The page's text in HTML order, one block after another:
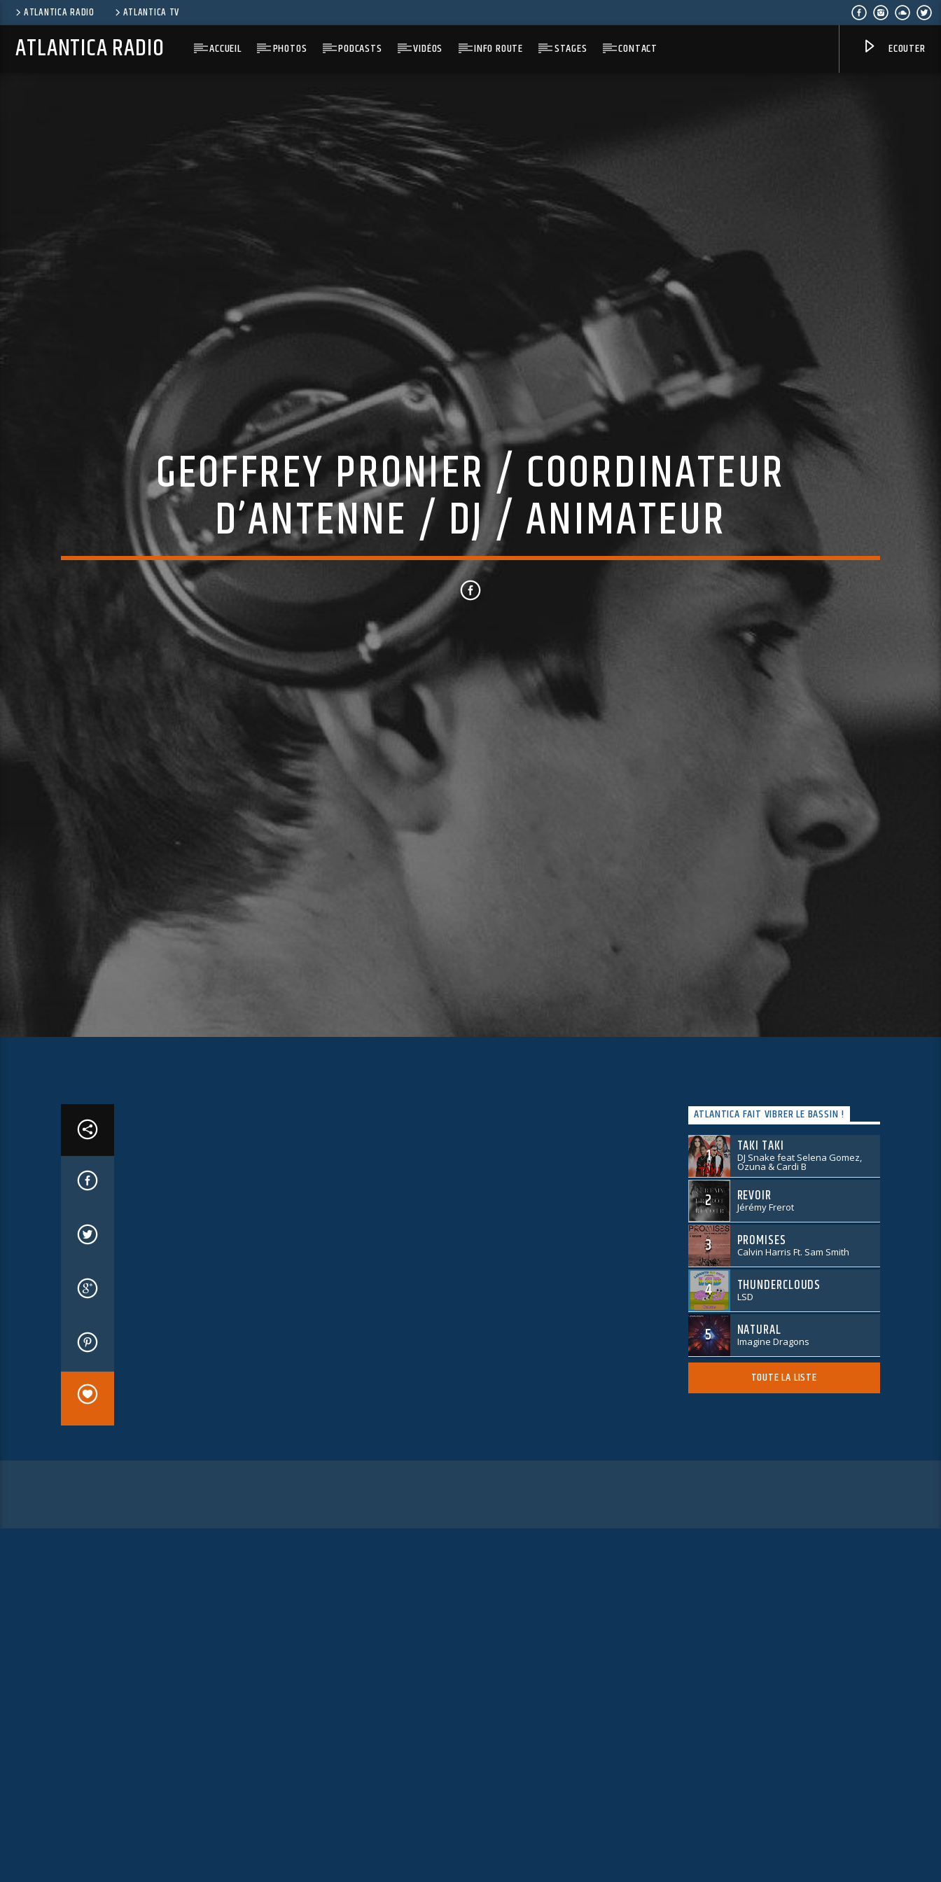
ATLANTICA RADIO ATLANTICA TV
ATLANTICA RADIO ACCUEIL PHOTOS PODCASTS VIDÉOS INFO ROUTE STAGES CONTACT ECOUTER
GEOFFREY PRONIER / COORDINATEUR
D’ANTENNE / DJ / ANIMATEUR
ATLANTICA FAIT VIBRER LE BASSIN !
1 TAKI TAKI
DJ Snake feat Selena Gomez,
Ozuna & Cardi B
2 REVOIR
Jérémy Frerot
3 PROMISES
Calvin Harris Ft. Sam Smith
4 THUNDERCLOUDS
LSD
5 NATURAL
Imagine Dragons
TOUTE LA LISTE